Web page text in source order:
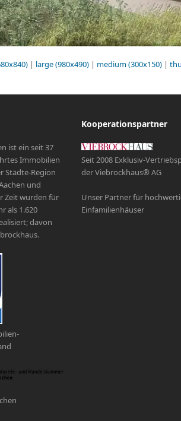
| large (980x490) | medium (300x150) |
ist ein seit 37
Immobilien
Städte-Region
und
Zeit wurden für
als 1.620
davon
Kooperationspartner
Seit 2008 Exklusiv-
der Viebrockhaus® AG
Unser Partner für
Einfamilienhäuser